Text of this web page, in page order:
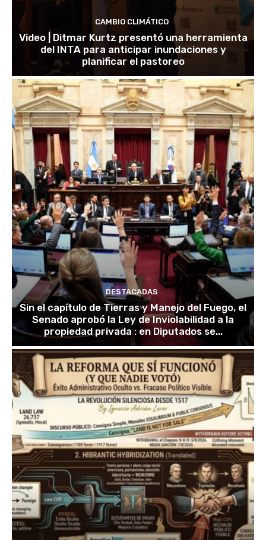
CAMBIO CLIMÁTICO
Video | Ditmar Kurtz presentó una herramienta
del INTA para anticipar inundaciones y
planificar el pastoreo
DESTACADAS
Sin el capítulo de Tierras y Manejo del Fuego, el
Senado aprobó la Ley de Inviolabilidad a la
propiedad privada : en Diputados se...